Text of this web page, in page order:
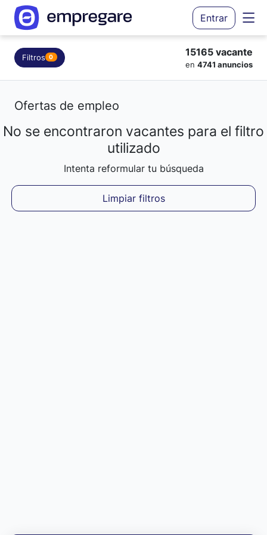
Entrar
Filtros 0 15165 vacante
en 4741 anuncios
Ofertas de empleo
Cargando resultados...
No se encontraron vacantes para el filtro
utilizado
Intenta reformular tu búsqueda
Limpiar filtros